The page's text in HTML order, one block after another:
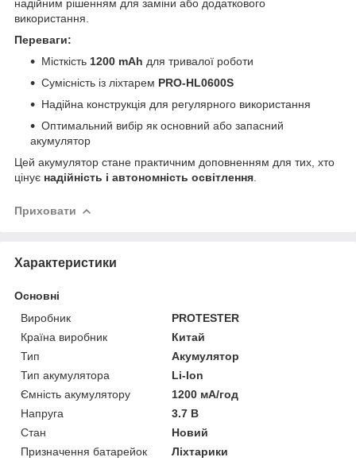
надійним рішенням для заміни або додаткового
використання.
Переваги:
Місткість 1200 mAh для тривалої роботи
Сумісність із ліхтарем PRO-HL0600S
Надійна конструкція для регулярного використання
Оптимальний вибір як основний або запасний
акумулятор
Цей акумулятор стане практичним доповненням для тих, хто
цінує надійність і автономність освітлення
Приховати
Характеристики
Основні
Виробник
PROTESTER
Країна виробник
Китай
Тип
Акумулятор
Тип акумулятора
Li-Ion
Ємність акумулятору
1200 мА/год
Напруга
3.7 В
Стан
Новий
Призначення батарейок
Ліхтарики